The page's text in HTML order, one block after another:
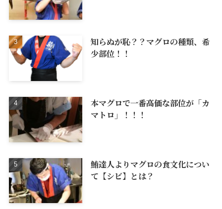
知らぬが恥？？マグロの種類、希
少部位！！
本マグロで一番高価な部位が「カ
マトロ」！！！
鮪達人よりマグロの食文化につい
て【シビ】とは？